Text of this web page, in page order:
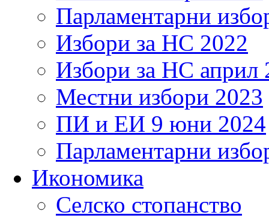
Парламентарни
Избори за НС 2022
Избори за НС април
Местни избори 2023
ПИ и ЕИ 9 юни 2024
Парламентарни
Икономика
Селско стопанство